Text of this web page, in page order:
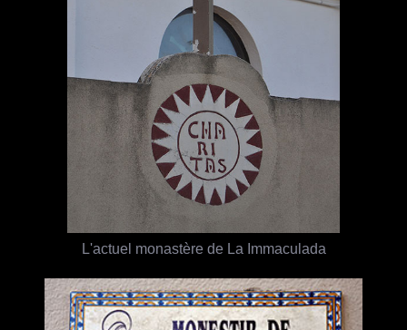
L'actuel monastère de La Immaculada